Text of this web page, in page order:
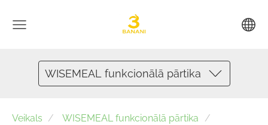
WISEMEAL funkcionālā pārtika
Veikals
WISEMEAL funkcionālā pārtika